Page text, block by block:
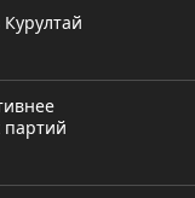
партий